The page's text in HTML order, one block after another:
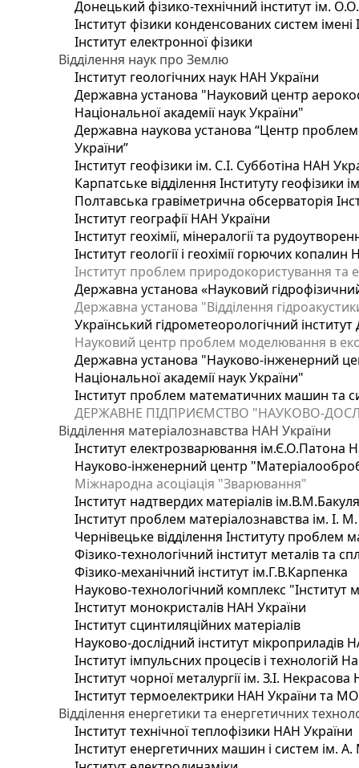
Донецький фізико-технічний інститут ім.
Інститут фізики конденсованих систем
Інститут електронної фізики
Відділення наук про Землю
Інститут геологічних наук НАН України
Державна установа "Науковий центр
Національної академії наук України"
Державна наукова установа “Центр проблем
України”
Інститут геофізики ім. С.І. Субботіна НАН
Карпатське відділення Інституту геофізики
Полтавська гравіметрична обсерваторія
Інститут географії НАН України
Інститут геохімії, мінералогії та
Інститут геології і геохімії горючих
Інститут проблем природокористування та
Державна установа «Науковий
Державна установа "Відділення
Український гідрометеорологічний
Науковий центр проблем моделювання в
Державна установа "Науково-інженерний
Національної академії наук України"
Інститут проблем математичних машин та
ДЕРЖАВНЕ ПІДПРИЄМСТВО "НАУКОВО-
Відділення матеріалознавства НАН України
Інститут електрозварювання ім.Є.О.Патона
Науково-інженерний центр
Міжнародна асоціація "Зварювання"
Інститут надтвердих матеріалів
Інститут проблем матеріалознавства ім. І.
Чернівецьке відділення Інституту проблем
Фізико-технологічний інститут металів та
Фізико-механічний інститут ім.Г.В.Карпенка
Науково-технологічний комплекс "Інститут
Інститут монокристалів НАН України
Інститут сцинтиляційних матеріалів
Науково-дослідний інститут мікроприладів
Інститут імпульсних процесів і технологій
Інститут чорної металургії ім. З.І.
Інститут термоелектрики НАН України та
Відділення енергетики та енергетичних
Інститут технічної теплофізики НАН України
Інститут енергетичних машин і систем ім.